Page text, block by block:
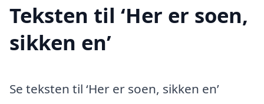
Teksten til ‘Her er soen,
sikken en’
Se teksten til ‘Her er soen, sikken en’